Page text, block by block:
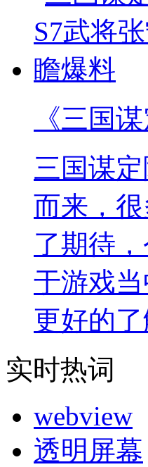
《三国
三国谋
而来，
了期待
于游戏
更好的
实时热词
webview
透明屏幕